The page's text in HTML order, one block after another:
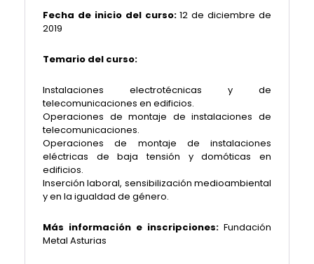
Fecha de inicio del curso:12 de diciembre de
2019
Temario del curso:
Instalaciones electrotécnicas y de
telecomunicaciones en edificios.
Operaciones de montaje de instalaciones de
telecomunicaciones.
Operaciones de montaje de instalaciones
eléctricas de baja tensión y domóticas en
edificios.
Inserción laboral, sensibilización medioambiental
y en la igualdad de género.
Más información e inscripciones: Fundación
Metal Asturias